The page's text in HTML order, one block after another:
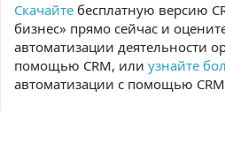
Скачайте бесплатную версию
бизнес» прямо сейчас и
автоматизации деятельности
помощью CRM, или узнайте
автоматизации с помощью